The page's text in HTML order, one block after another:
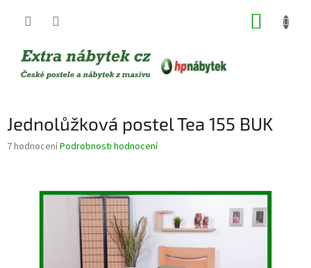
Jednolůžková postel Tea 155 BUK
Průměrné
7 hodnoceníPodrobnosti hodnocení